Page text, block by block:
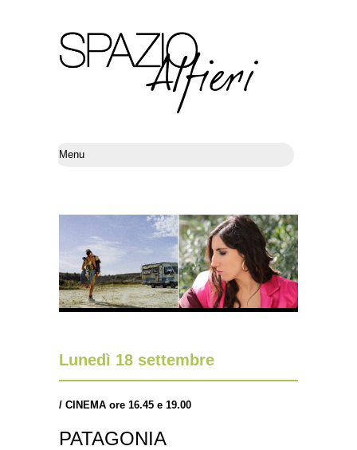
Lunedì 18 settembre
/ CINEMA ore 16.45 e 19.00
PATAGONIA